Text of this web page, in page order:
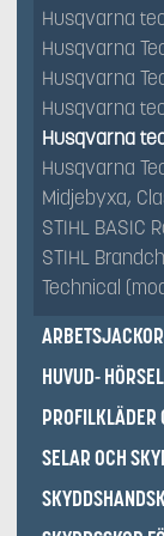
Husqvarna
Husqvarna
Husqvarna
Husqvarna
Husqvarna
Husqvarna
Midjebyxa,
STIHL BASIC
STIHL
Technical
HUVUD-
PROFILKLÄDER
SELAR OCH